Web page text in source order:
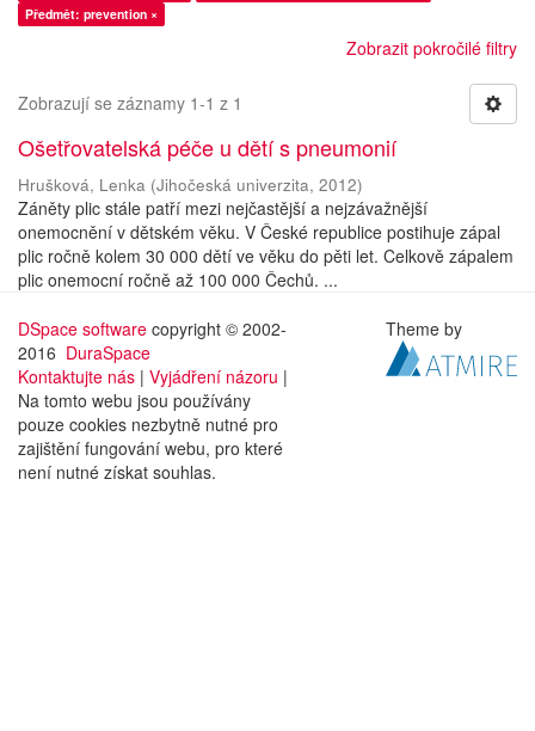
Předmět: prevention ×
Zobrazit pokročilé filtry
Zobrazují se záznamy 1-1 z 1
Ošetřovatelská péče u dětí s pneumonií
Hrušková, Lenka (Jihočeská univerzita, 2012)
Záněty plic stále patří mezi nejčastější a nejzávažnější
onemocnění v dětském věku. V České republice postihuje zápal
plic ročně kolem 30 000 dětí ve věku do pěti let. Celkově zápalem
plic onemocní ročně až 100 000 Čechů. ...
DSpace software copyright © 2002-
2016 DuraSpace
Kontaktujte nás | Vyjádření názoru |
Na tomto webu jsou používány
pouze cookies nezbytně nutné pro
zajištění fungování webu, pro které
není nutné získat souhlas.
Theme by